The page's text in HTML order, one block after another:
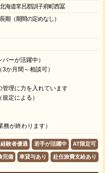
北海道常呂郡訓子府町西冨
長期（期間の定めなし）
ーが活躍中）
か月間～相談可）
理に力を入れています
定による）
が終わります）
経験者優遇 若手が活躍中 AT限定可
完備 車貸与あり 赴任旅費支給あり